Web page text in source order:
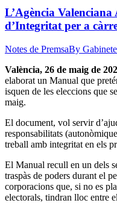
L’Agència
d’Integritat per a
Notes de PremsaBy Gabinete
València, 26 de maig de
elaborat un Manual que
isquen de les eleccions que
maig.
El document, vol servir
responsabilitats
treball amb integritat en els
El Manual recull en un dels
traspàs de poders durant el
corporacions que, si no es
electorals, tindran lloc entre